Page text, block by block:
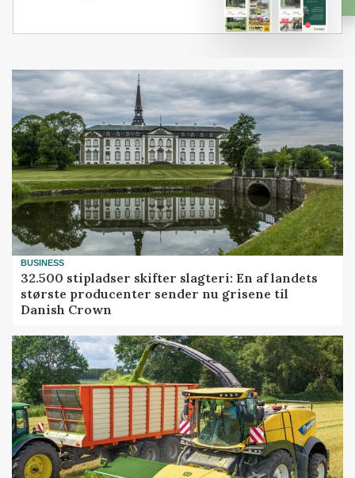
BUSINESS
32.500 stipladser skifter slagteri: En af landets
største producenter sender nu grisene til
Danish Crown